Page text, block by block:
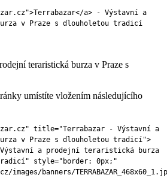
a> - Výstavní a
v Praze s dlouholetou tradicí
teraristická burza v Praze s
umístíte vložením následujícího
title="Terrabazar - Výstavní a
v Praze s dlouholetou tradicí">
a prodejní teraristická burza
style="border: 0px;"
banners/